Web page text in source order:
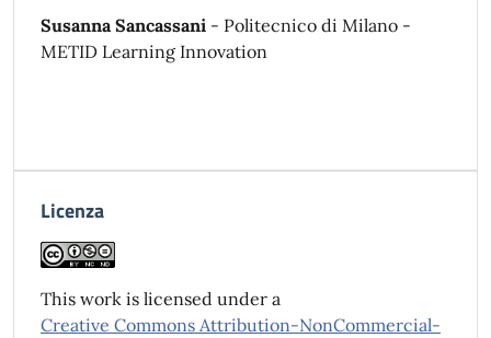
Susanna Sancassani - Politecnico di Milano -
METID Learning Innovation
Licenza
This work is licensed under a
Creative Commons Attribution-NonCommercial-